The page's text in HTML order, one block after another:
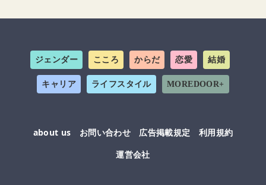
ジェンダー こころ からだ 恋愛 結婚
キャリア ライフスタイル MOREDOOR+
about us お問い合わせ 広告掲載規定
利用規約
運営会社